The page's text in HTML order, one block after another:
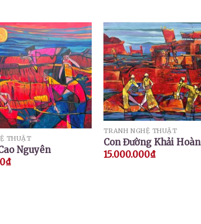
THUẬT
Nguyên
₫
TRANH NGHỆ THUẬT
Con Đường Khải Hoàn
15.000.000₫